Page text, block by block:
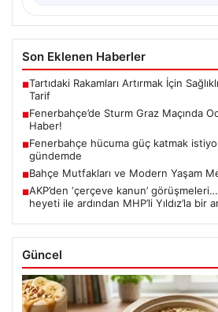
Son Eklenen Haberler
■Tartıdaki Rakamları Artırmak İçin
Tarif
■Fenerbahçe’de Sturm Graz Maçında
Haber!
■Fenerbahçe hücuma güç katmak
gündemde
■Bahçe Mutfakları ve Modern Yaşam
■AKP’den ‘çerçeve kanun’
heyeti ile ardından MHP’li Yıldız’la bir
Güncel